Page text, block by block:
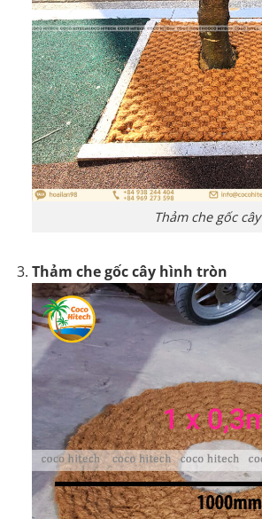
Thảm che gốc cây
Thảm che gốc cây hình tròn